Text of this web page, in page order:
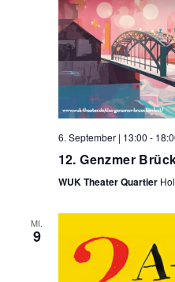
6. September | 13:00 -
12. Genzmer
WUK Theater Quartier
MI.
9